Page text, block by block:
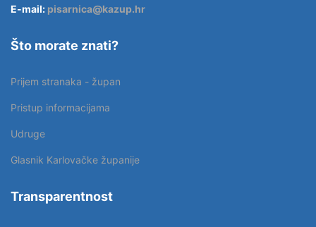
E-mail: pisarnica@kazup.hr
Što morate znati?
Prijem stranaka - župan
Pristup informacijama
Udruge
Glasnik Karlovačke županije
Transparentnost